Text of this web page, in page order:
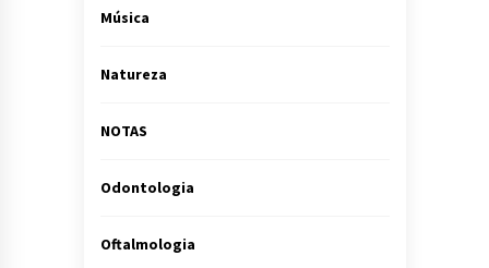
Música
Natureza
NOTAS
Odontologia
Oftalmologia